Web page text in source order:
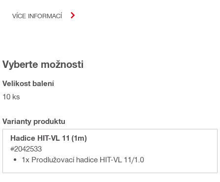
VÍCE INFORMACÍ
Vyberte možnosti
Velikost balení
10 ks
Varianty produktu
Hadice HIT-VL 11 (1m)
#2042533
1x Prodlužovací hadice HIT-VL 11/1.0